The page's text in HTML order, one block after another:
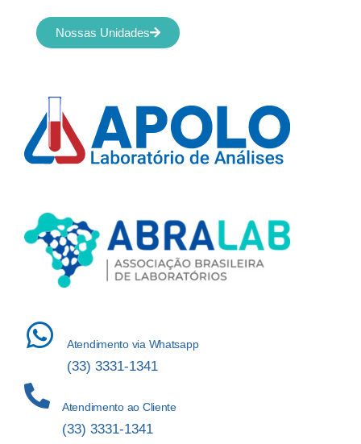
Atendimento via Whatsapp
(33) 3331-1341
Atendimento ao Cliente
(33) 3331-1341
Nossas Unidades